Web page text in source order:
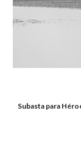
Subasta para